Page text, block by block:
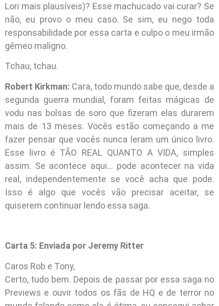
Lori mais plausíveis)? Esse machucado vai curar? Se
não, eu provo o meu caso. Se sim, eu nego toda
responsabilidade por essa carta e culpo o meu irmão
gêmeo maligno.
Tchau, tchau.
Robert Kirkman: Cara, todo mundo sabe que, desde a
segunda guerra mundial, foram feitas mágicas de
vodu nas bolsas de soro que fizeram elas durarem
mais de 13 meses. Vocês estão começando a me
fazer pensar que vocês nunca leram um único livro.
Esse livro é TÃO REAL QUANTO A VIDA, simples
assim. Se acontece aqui… pode acontecer na vida
real, independentemente se você acha que pode.
Isso é algo que vocês vão precisar aceitar, se
quiserem continuar lendo essa saga.
Carta 5: Enviada por Jeremy Ritter
Caros Rob e Tony,
Certo, tudo bem. Depois de passar por essa saga no
Previews e ouvir todos os fãs de HQ e de terror no